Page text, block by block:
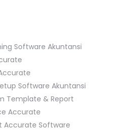
Software Akuntansi
Software Akuntansi
Template & Report
Accurate
Accurate Software